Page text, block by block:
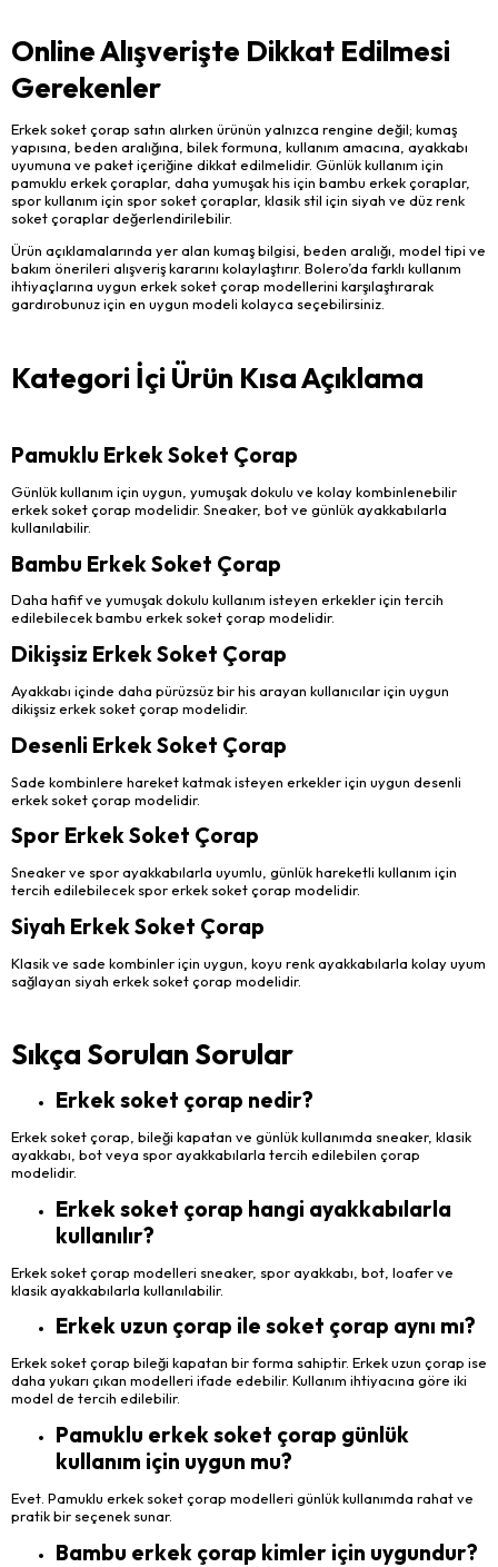
Online Alışverişte Dikkat Edilmesi
Gerekenler
Erkek soket çorap satın alırken ürünün yalnızca rengine değil; kumaş
yapısına, beden aralığına, bilek formuna, kullanım amacına, ayakkabı
uyumuna ve paket içeriğine dikkat edilmelidir. Günlük kullanım için
pamuklu erkek çoraplar, daha yumuşak his için bambu erkek çoraplar,
spor kullanım için spor soket çoraplar, klasik stil için siyah ve düz renk
soket çoraplar değerlendirilebilir.
Ürün açıklamalarında yer alan kumaş bilgisi, beden aralığı, model tipi ve
bakım önerileri alışveriş kararını kolaylaştırır. Bolero’da farklı kullanım
ihtiyaçlarına uygun erkek soket çorap modellerini karşılaştırarak
gardırobunuz için en uygun modeli kolayca seçebilirsiniz.
Kategori İçi Ürün Kısa Açıklama
Pamuklu Erkek Soket Çorap
Günlük kullanım için uygun, yumuşak dokulu ve kolay kombinlenebilir
erkek soket çorap modelidir. Sneaker, bot ve günlük ayakkabılarla
kullanılabilir.
Bambu Erkek Soket Çorap
Daha hafif ve yumuşak dokulu kullanım isteyen erkekler için tercih
edilebilecek bambu erkek soket çorap modelidir.
Dikişsiz Erkek Soket Çorap
Ayakkabı içinde daha pürüzsüz bir his arayan kullanıcılar için uygun
dikişsiz erkek soket çorap modelidir.
Desenli Erkek Soket Çorap
Sade kombinlere hareket katmak isteyen erkekler için uygun desenli
erkek soket çorap modelidir.
Spor Erkek Soket Çorap
Sneaker ve spor ayakkabılarla uyumlu, günlük hareketli kullanım için
tercih edilebilecek spor erkek soket çorap modelidir.
Siyah Erkek Soket Çorap
Klasik ve sade kombinler için uygun, koyu renk ayakkabılarla kolay uyum
sağlayan siyah erkek soket çorap modelidir.
Sıkça Sorulan Sorular
Erkek soket çorap nedir?
Erkek soket çorap, bileği kapatan ve günlük kullanımda sneaker, klasik
ayakkabı, bot veya spor ayakkabılarla tercih edilebilen çorap
modelidir.
Erkek soket çorap hangi ayakkabılarla
kullanılır?
Erkek soket çorap modelleri sneaker, spor ayakkabı, bot, loafer ve
klasik ayakkabılarla kullanılabilir.
Erkek uzun çorap ile soket çorap aynı mı?
Erkek soket çorap bileği kapatan bir forma sahiptir. Erkek uzun çorap ise
daha yukarı çıkan modelleri ifade edebilir. Kullanım ihtiyacına göre iki
model de tercih edilebilir.
Pamuklu erkek soket çorap günlük
kullanım için uygun mu?
Evet. Pamuklu erkek soket çorap modelleri günlük kullanımda rahat ve
pratik bir seçenek sunar.
Bambu erkek çorap kimler için uygundur?